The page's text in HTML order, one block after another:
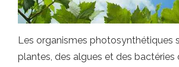
Les organismes photosynthétiques
plantes, des algues et des bactéries